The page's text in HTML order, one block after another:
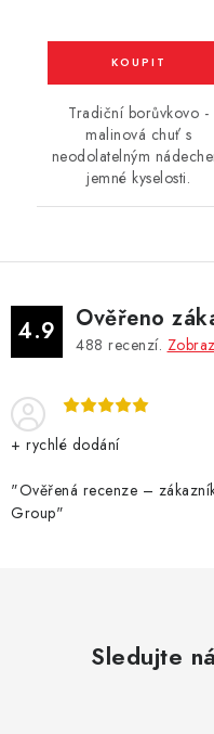
Tradiční borůvkovo -
malinová chuť s
neodolatelným
jemné kyselosti.
4.9 Ověřeno
488 recenzí.
+ rychlé dodání
"Ověřená recenze –
Group"
Sledujte